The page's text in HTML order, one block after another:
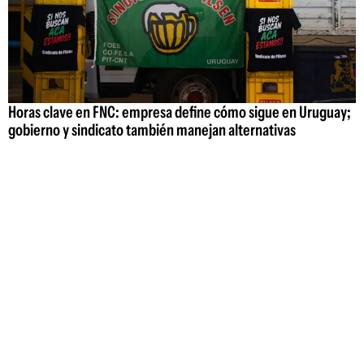
Horas clave en FNC: empresa define cómo sigue en Uruguay;
gobierno y sindicato también manejan alternativas